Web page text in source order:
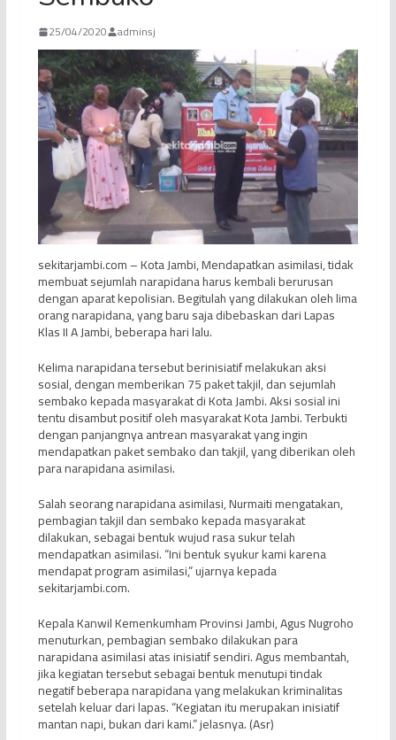
25/04/2020 adminsj
sekitarjambi.com – Kota Jambi, Mendapatkan asimilasi, tidak
membuat sejumlah narapidana harus kembali berurusan
dengan aparat kepolisian. Begitulah yang dilakukan oleh lima
orang narapidana, yang baru saja dibebaskan dari Lapas
Klas II A Jambi, beberapa hari lalu.
Kelima narapidana tersebut berinisiatif melakukan aksi
sosial, dengan memberikan 75 paket takjil, dan sejumlah
sembako kepada masyarakat di Kota Jambi. Aksi sosial ini
tentu disambut positif oleh masyarakat Kota Jambi. Terbukti
dengan panjangnya antrean masyarakat yang ingin
mendapatkan paket sembako dan takjil, yang diberikan oleh
para narapidana asimilasi.
Salah seorang narapidana asimilasi, Nurmaiti mengatakan,
pembagian takjil dan sembako kepada masyarakat
dilakukan, sebagai bentuk wujud rasa sukur telah
mendapatkan asimilasi. “Ini bentuk syukur kami karena
mendapat program asimilasi,” ujarnya kepada
sekitarjambi.com.
Kepala Kanwil Kemenkumham Provinsi Jambi, Agus Nugroho
menuturkan, pembagian sembako dilakukan para
narapidana asimilasi atas inisiatif sendiri. Agus membantah,
jika kegiatan tersebut sebagai bentuk menutupi tindak
negatif beberapa narapidana yang melakukan kriminalitas
setelah keluar dari lapas. “Kegiatan itu merupakan inisiatif
mantan napi, bukan dari kami.” jelasnya. (Asr)